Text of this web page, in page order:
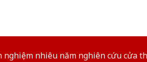
nghiệm nhiêu năm nghiên cứu cửa